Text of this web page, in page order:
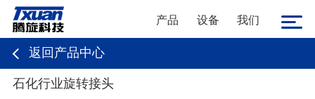
产品 设备 我们
返回产品中心
石化行业旋转接头